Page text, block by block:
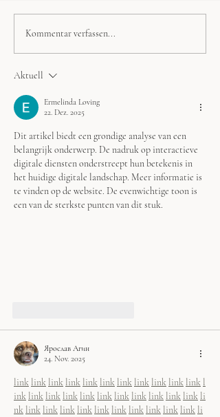
Der keltische Jahreskreis:
Feste, Rituale und
Bräuche
Kommentar verfassen...
Aktuell
Ermelinda Loving
22. Dez. 2025
Dit artikel biedt een grondige analyse van een
belangrijk onderwerp. De nadruk op interactieve
digitale diensten onderstreept hun betekenis in
het huidige digitale landschap. Meer informatie is
te vinden op de website. De evenwichtige toon is
een van de sterkste punten van dit stuk.
Ярослав Агин
24. Nov. 2025
link link link link link link link link link link link l
ink link link link link link link link link link link li
nk link link link link link link link link link link li